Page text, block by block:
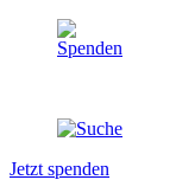
Jetzt spenden